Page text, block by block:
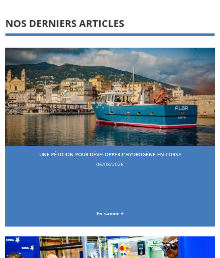
NOS DERNIERS ARTICLES
UNE PÉTITION POUR DÉVELOPPER L’HYDROGÈNE EN CORSE
06/08/2026
En savoir +